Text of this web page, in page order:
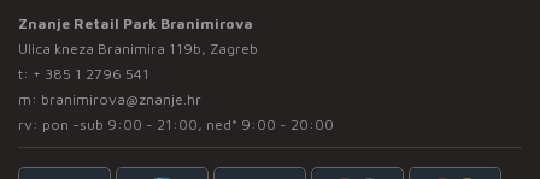
Znanje Retail Park Branimirova
Ulica kneza Branimira 119b, Zagreb
t: + 385 1 2796 541
m: branimirova@znanje.hr
rv: pon -sub 9:00 - 21:00, ned* 9:00 - 20:00